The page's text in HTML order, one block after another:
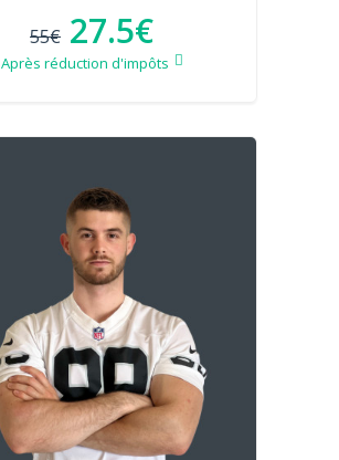
55€ 27.5€
Après réduction d'impôts